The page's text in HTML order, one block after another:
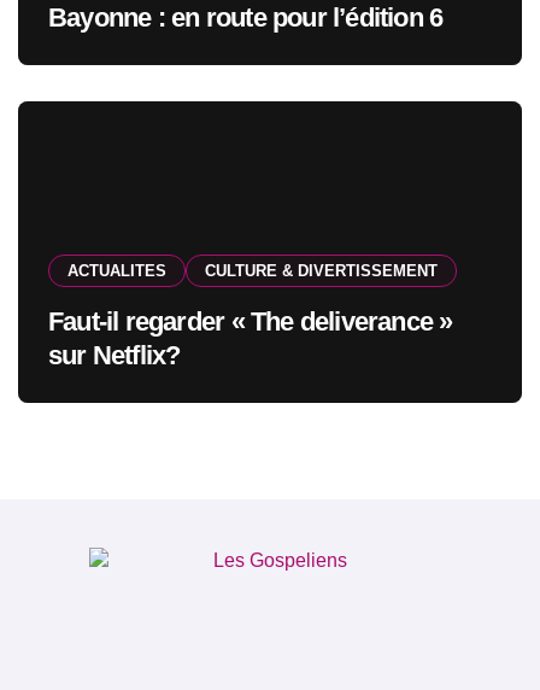
Bayonne : en route pour l’édition 6
ACTUALITES CULTURE & DIVERTISSEMENT
Faut-il regarder « The deliverance »
sur Netflix?